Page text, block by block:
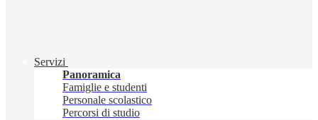
Servizi
Panoramica
Famiglie e studenti
Personale scolastico
Percorsi di studio